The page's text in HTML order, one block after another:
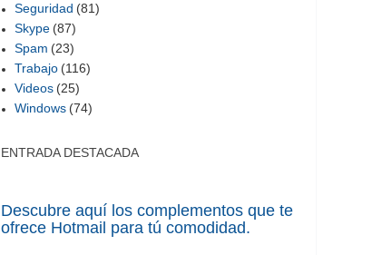
Seguridad (81)
Skype (87)
Spam (23)
Trabajo (116)
Videos (25)
Windows (74)
ENTRADA DESTACADA
Descubre aquí los complementos que te
ofrece Hotmail para tú comodidad.